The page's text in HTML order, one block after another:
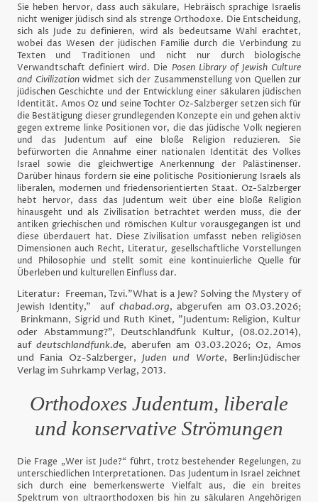
Sie heben hervor, dass auch säkulare, Hebräisch sprachige Israelis
nicht weniger jüdisch sind als strenge Orthodoxe. Die Entscheidung,
sich als Jude zu definieren, wird als bedeutsame Wahl erachtet,
wobei das Wesen der jüdischen Familie durch die Verbindung zu
Texten und Traditionen und nicht nur durch biologische
Verwandtschaft definiert wird. Die Posen Library of Jewish Culture
and Civilizationwidmet sich der Zusammenstellung von Quellen zur
jüdischen Geschichte und der Entwicklung einer säkularen jüdischen
Identität. Amos Oz und seine Tochter Oz-Salzberger setzen sich für
die Bestätigung dieser grundlegenden Konzepte ein und gehen aktiv
gegen extreme linke Positionen vor, die das jüdische Volk negieren
und das Judentum auf eine bloße Religion reduzieren. Sie
befürworten die Annahme einer nationalen Identität des Volkes
Israel sowie die gleichwertige Anerkennung der Palästinenser.
Darüber hinaus fordern sie eine politische Positionierung Israels als
liberalen, modernen und friedensorientierten Staat. Oz-Salzberger
hebt hervor, dass das Judentum weit über eine bloße Religion
hinausgeht und als Zivilisation betrachtet werden muss, die der
antiken griechischen und römischen Kultur vorausgegangen ist und
diese überdauert hat. Diese Zivilisation umfasst neben religiösen
Dimensionen auch Recht, Literatur, gesellschaftliche Vorstellungen
und Philosophie und stellt somit eine kontinuierliche Quelle für
Überleben und kulturellen Einfluss dar.
Literatur: Freeman, Tzvi."What is a Jew? Solving the Mystery of
Jewish Identity," aufchabad.org, abgerufen am 03.03.2026;
Brinkmann, Sigrid und Ruth Kinet, "Judentum: Religion, Kultur
oder Abstammung?", Deutschlandfunk Kultur, (08.02.2014),
auf deutschlandfunk.de, aberufen am 03.03.2026; Oz, Amos
und Fania Oz-Salzberger, Juden und Worte, Berlin:Jüdischer
Verlag im Suhrkamp Verlag, 2013.
Orthodoxes Judentum, liberale
und konservative Strömungen
Die Frage „Wer ist Jude?“ führt, trotz bestehender Regelungen, zu
unterschiedlichen Interpretationen. Das Judentum in Israel zeichnet
sich durch eine bemerkenswerte Vielfalt aus, die ein breites
Spektrum von ultraorthodoxen bis hin zu säkularen Angehörigen